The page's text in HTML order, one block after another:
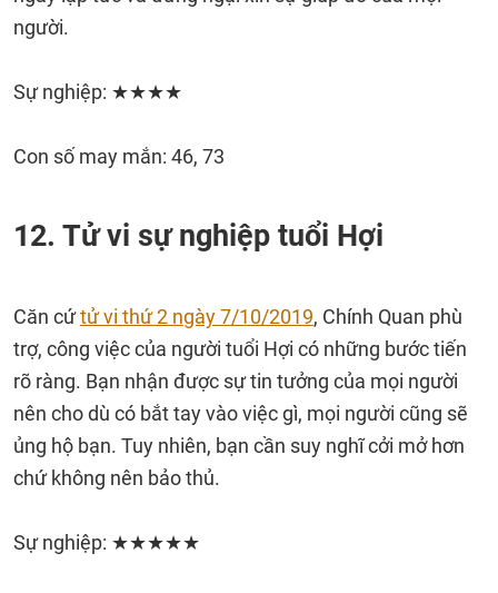
người.
Sự nghiệp: ★★★★
Con số may mắn: 46, 73
12. Tử vi sự nghiệp tuổi Hợi
Căn cứtử vi thứ 2 ngày 7/10/2019, Chính Quan phù
trợ, công việc của người tuổi Hợi có những bước tiến
rõ ràng. Bạn nhận được sự tin tưởng của mọi người
nên cho dù có bắt tay vào việc gì, mọi người cũng sẽ
ủng hộ bạn. Tuy nhiên, bạn cần suy nghĩ cởi mở hơn
chứ không nên bảo thủ.
Sự nghiệp: ★★★★★